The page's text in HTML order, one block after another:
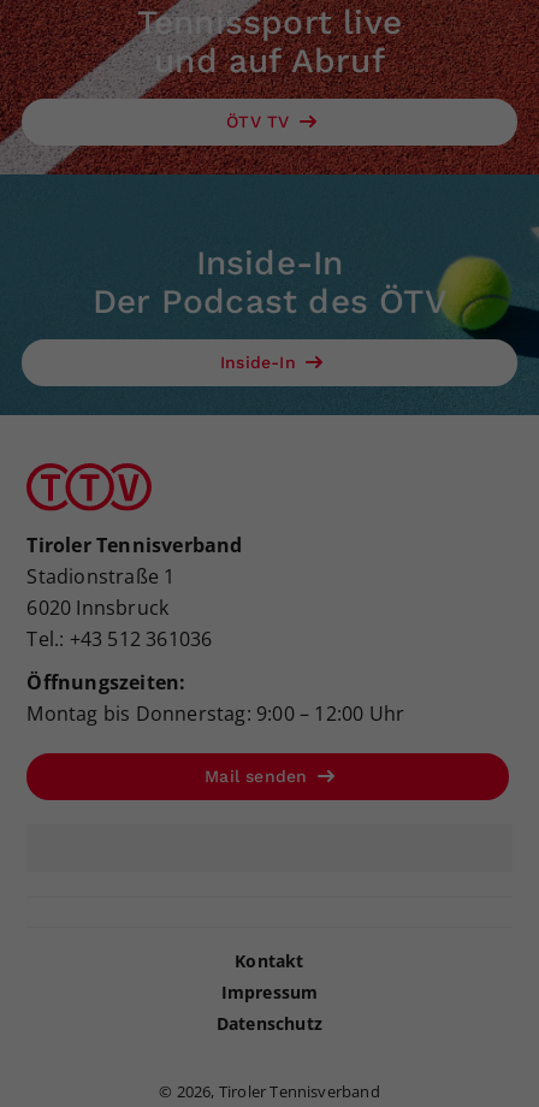
Tennissport live
und auf Abruf
ÖTV TV
Inside-In
Der Podcast des ÖTV
Inside-In
Tiroler Tennisverband
Stadionstraße 1
6020 Innsbruck
Tel.: +43 512 361036
Öffnungszeiten:
Montag bis Donnerstag: 9:00 – 12:00 Uhr
Mail senden
Kontakt
Impressum
Datenschutz
© 2026, Tiroler Tennisverband